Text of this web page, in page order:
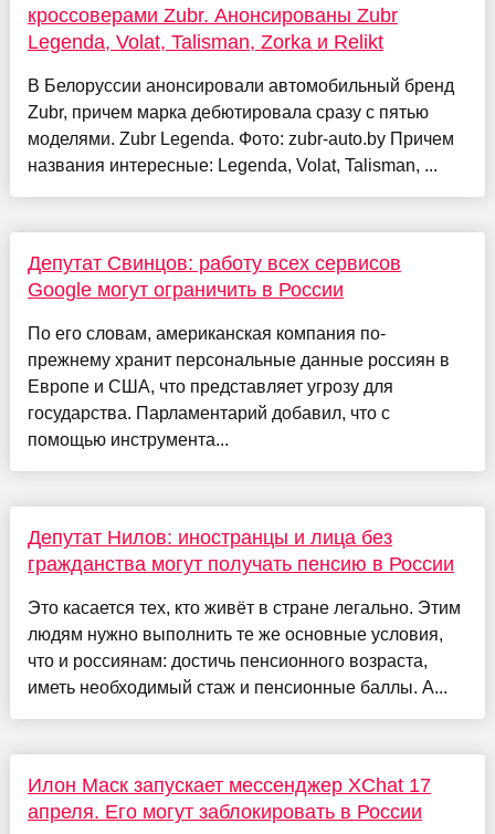
кроссоверами Zubr. Анонсированы Zubr
Legenda, Volat, Talisman, Zorka и Relikt
В Белоруссии анонсировали автомобильный бренд
Zubr, причем марка дебютировала сразу с пятью
моделями. Zubr Legenda. Фото: zubr-auto.by Причем
названия интересные: Legenda, Volat, Talisman, ...
Депутат Свинцов: работу всех сервисов
Google могут ограничить в России
По его словам, американская компания по-
прежнему хранит персональные данные россиян в
Европе и США, что представляет угрозу для
государства. Парламентарий добавил, что с
помощью инструмента...
Депутат Нилов: иностранцы и лица без
гражданства могут получать пенсию в России
Это касается тех, кто живёт в стране легально. Этим
людям нужно выполнить те же основные условия,
что и россиянам: достичь пенсионного возраста,
иметь необходимый стаж и пенсионные баллы. А...
Илон Маск запускает мессенджер XChat 17
апреля. Его могут заблокировать в России